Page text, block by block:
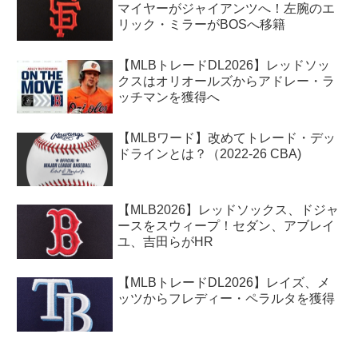
マイヤーがジャイアンツへ！左腕のエ
リック・ミラーがBOSへ移籍
【MLBトレードDL2026】レッドソッ
クスはオリオールズからアドレー・ラ
ッチマンを獲得へ
【MLBワード】改めてトレード・デッ
ドラインとは？（2022-26 CBA)
【MLB2026】レッドソックス、ドジャ
ースをスウィープ！セダン、アブレイ
ユ、吉田らがHR
【MLBトレードDL2026】レイズ、メ
ッツからフレディー・ペラルタを獲得